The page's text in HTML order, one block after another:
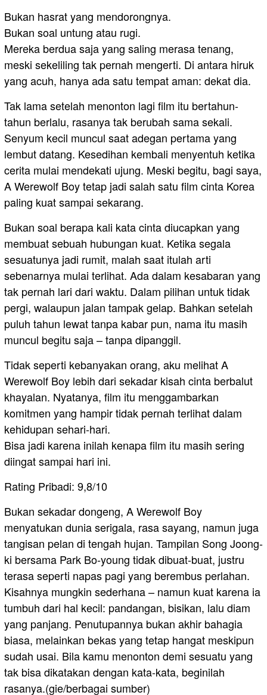
Bukan hasrat yang mendorongnya.
Bukan soal untung atau rugi.
Mereka berdua saja yang saling merasa tenang,
meski sekeliling tak pernah mengerti. Di antara hiruk
yang acuh, hanya ada satu tempat aman: dekat dia.
Tak lama setelah menonton lagi film itu bertahun-
tahun berlalu, rasanya tak berubah sama sekali.
Senyum kecil muncul saat adegan pertama yang
lembut datang. Kesedihan kembali menyentuh ketika
cerita mulai mendekati ujung. Meski begitu, bagi saya,
A Werewolf Boy tetap jadi salah satu film cinta Korea
paling kuat sampai sekarang.
Bukan soal berapa kali kata cinta diucapkan yang
membuat sebuah hubungan kuat. Ketika segala
sesuatunya jadi rumit, malah saat itulah arti
sebenarnya mulai terlihat. Ada dalam kesabaran yang
tak pernah lari dari waktu. Dalam pilihan untuk tidak
pergi, walaupun jalan tampak gelap. Bahkan setelah
puluh tahun lewat tanpa kabar pun, nama itu masih
muncul begitu saja – tanpa dipanggil.
Tidak seperti kebanyakan orang, aku melihat A
Werewolf Boy lebih dari sekadar kisah cinta berbalut
khayalan. Nyatanya, film itu menggambarkan
komitmen yang hampir tidak pernah terlihat dalam
kehidupan sehari-hari.
Bisa jadi karena inilah kenapa film itu masih sering
diingat sampai hari ini.
Rating Pribadi: 9,8/10
Bukan sekadar dongeng, A Werewolf Boy
menyatukan dunia serigala, rasa sayang, namun juga
tangisan pelan di tengah hujan. Tampilan Song Joong-
ki bersama Park Bo-young tidak dibuat-buat, justru
terasa seperti napas pagi yang berembus perlahan.
Kisahnya mungkin sederhana – namun kuat karena ia
tumbuh dari hal kecil: pandangan, bisikan, lalu diam
yang panjang. Penutupannya bukan akhir bahagia
biasa, melainkan bekas yang tetap hangat meskipun
sudah usai. Bila kamu menonton demi sesuatu yang
tak bisa dikatakan dengan kata-kata, beginilah
rasanya.(gie/berbagai sumber)